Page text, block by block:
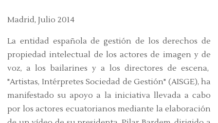
Madrid, Julio 2014
La entidad española de gestión de los derechos de
propiedad intelectual de los actores de imagen y de
voz, a los bailarines y a los directores de escena,
"Artistas, Intérpretes Sociedad de Gestión" (AISGE), ha
manifestado su apoyo a la iniciativa llevada a cabo
por los actores ecuatorianos mediante la elaboración